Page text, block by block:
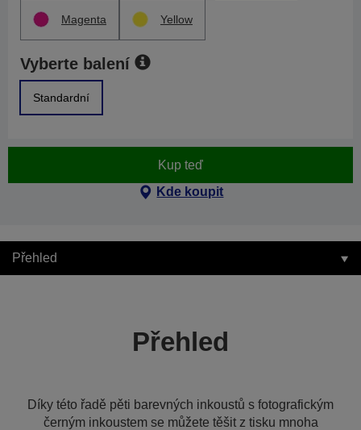
Magenta Yellow
Vyberte balení
Standardní
Kup teď
Kde koupit
Přehled
Přehled
Díky této řadě pěti barevných inkoustů s fotografickým
černým inkoustem se můžete těšit z tisku mnoha